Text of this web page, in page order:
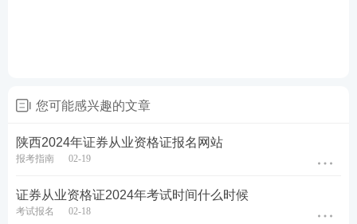
—— 做题
，包括章节练习、每日一练、模拟试题、历
载>>】
您可能感兴趣的文章
陕西2024年证券从业资格证报名网站
报考指南 02-19
证券从业资格证2024年考试时间什么时候
考试报名 02-18